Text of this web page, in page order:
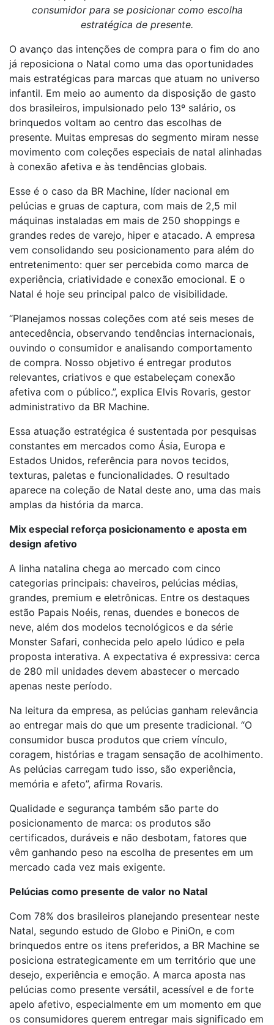
consumidor para se posicionar como escolha
estratégica de presente.
O avanço das intenções de compra para o fim do ano
já reposiciona o Natal como uma das oportunidades
mais estratégicas para marcas que atuam no universo
infantil. Em meio ao aumento da disposição de gasto
dos brasileiros, impulsionado pelo 13º salário, os
brinquedos voltam ao centro das escolhas de
presente. Muitas empresas do segmento miram nesse
movimento com coleções especiais de natal alinhadas
à conexão afetiva e às tendências globais.
Esse é o caso da BR Machine, líder nacional em
pelúcias e gruas de captura, com mais de 2,5 mil
máquinas instaladas em mais de 250 shoppings e
grandes redes de varejo, hiper e atacado. A empresa
vem consolidando seu posicionamento para além do
entretenimento: quer ser percebida como marca de
experiência, criatividade e conexão emocional. E o
Natal é hoje seu principal palco de visibilidade.
“Planejamos nossas coleções com até seis meses de
antecedência, observando tendências internacionais,
ouvindo o consumidor e analisando comportamento
de compra. Nosso objetivo é entregar produtos
relevantes, criativos e que estabeleçam conexão
afetiva com o público.”, explica Elvis Rovaris, gestor
administrativo da BR Machine.
Essa atuação estratégica é sustentada por pesquisas
constantes em mercados como Ásia, Europa e
Estados Unidos, referência para novos tecidos,
texturas, paletas e funcionalidades. O resultado
aparece na coleção de Natal deste ano, uma das mais
amplas da história da marca.
Mix especial reforça posicionamento e aposta em
design afetivo
A linha natalina chega ao mercado com cinco
categorias principais: chaveiros, pelúcias médias,
grandes, premium e eletrônicas. Entre os destaques
estão Papais Noéis, renas, duendes e bonecos de
neve, além dos modelos tecnológicos e da série
Monster Safari, conhecida pelo apelo lúdico e pela
proposta interativa. A expectativa é expressiva: cerca
de 280 mil unidades devem abastecer o mercado
apenas neste período.
Na leitura da empresa, as pelúcias ganham relevância
ao entregar mais do que um presente tradicional. “O
consumidor busca produtos que criem vínculo,
coragem, histórias e tragam sensação de acolhimento.
As pelúcias carregam tudo isso, são experiência,
memória e afeto”, afirma Rovaris.
Qualidade e segurança também são parte do
posicionamento de marca: os produtos são
certificados, duráveis e não desbotam, fatores que
vêm ganhando peso na escolha de presentes em um
mercado cada vez mais exigente.
Pelúcias como presente de valor no Natal
Com 78% dos brasileiros planejando presentear neste
Natal, segundo estudo de Globo e PiniOn, e com
brinquedos entre os itens preferidos, a BR Machine se
posiciona estrategicamente em um território que une
desejo, experiência e emoção. A marca aposta nas
pelúcias como presente versátil, acessível e de forte
apelo afetivo, especialmente em um momento em que
os consumidores querem entregar mais significado em